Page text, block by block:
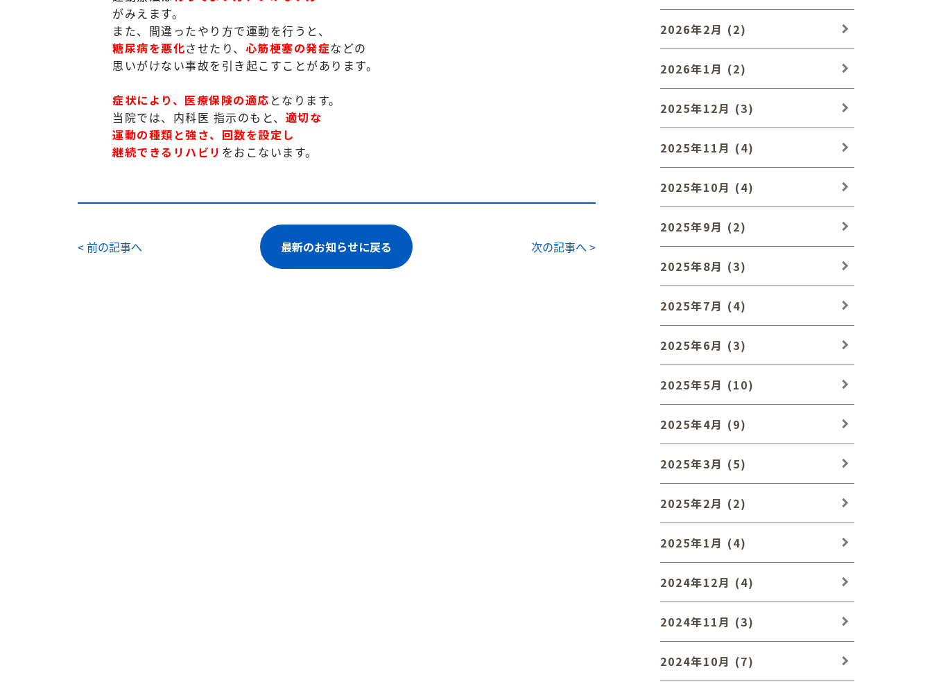
がみえます。
また、間違ったやり方で運動を行うと、
糖尿病を悪化させたり、 心筋梗塞の発症などの
思いがけない事故を引き起こすことがあります。
症状により、医療保険の適応 となります。
当院では、内科医 指示のもと、 適切な
運動の種類と強さ、回数を設定し
継続できるリハビリ をおこないます。
< 前の記事へ 次の記事へ >
最新のお知らせに戻る
2026年2月 (2)
2026年1月 (2)
2025年12月 (3)
2025年11月 (4)
2025年10月 (4)
2025年9月 (2)
2025年8月 (3)
2025年7月 (4)
2025年6月 (3)
2025年5月 (10)
2025年4月 (9)
2025年3月 (5)
2025年2月 (2)
2025年1月 (4)
2024年12月 (4)
2024年11月 (3)
2024年10月 (7)